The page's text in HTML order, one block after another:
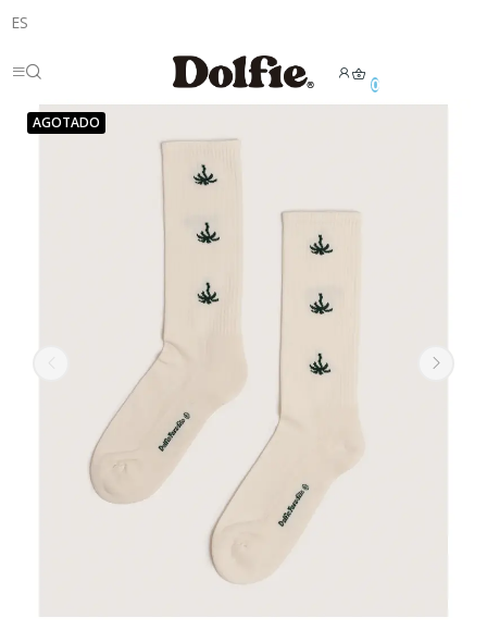
ES
0
AGOTADO